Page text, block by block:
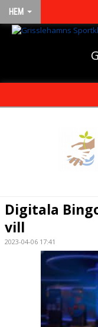
HEM
KALENDER
BILDGALLERI
Digitala
vill
2023-04-06 17:41